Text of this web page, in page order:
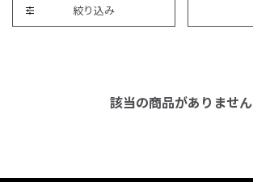
絞り込み
該当の商品がありません